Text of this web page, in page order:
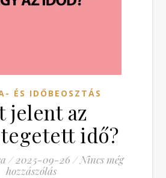
ÉS IDŐBEOSZTÁS
jelent az
idő?
/ 2025-09-26/ Nincs még
hozzászólás